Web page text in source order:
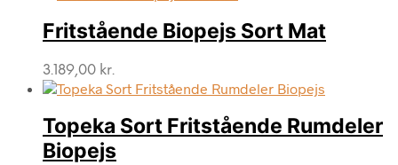
Fritstående Biopejs Sort Mat
3.189,00 kr.
Topeka Sort Fritstående Rumdeler
Biopejs